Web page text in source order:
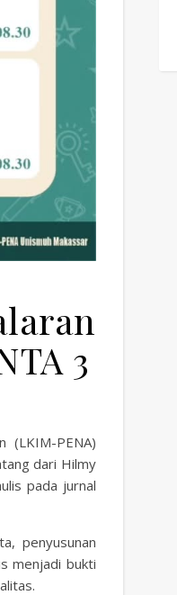
3
(LKIM-PENA)
dari Hilmy
pada jurnal
penyusunan
menjadi bukti